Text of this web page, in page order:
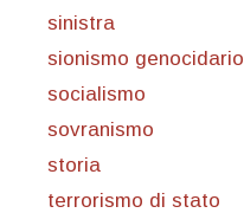
sinistra
sionismo genocidario
socialismo
sovranismo
storia
terrorismo di stato